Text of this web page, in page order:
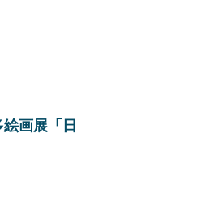
画展「日